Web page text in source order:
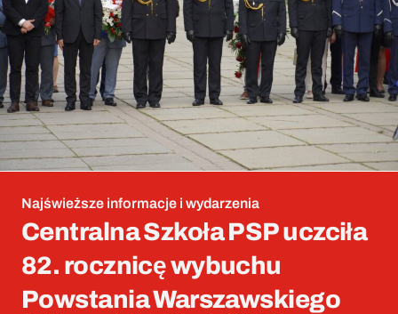
Najświeższe informacje i wydarzenia
Centralna Szkoła PSP uczciła
82. rocznicę wybuchu
Powstania Warszawskiego